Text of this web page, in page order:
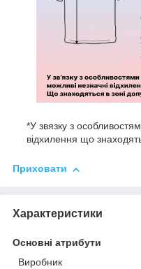
*У звязку з
відхилення що
Приховати
Характеристики
Основні атрибути
Виробник